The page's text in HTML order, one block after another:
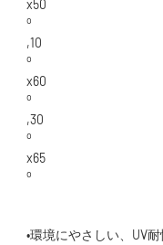
•環境にやさしい、UV